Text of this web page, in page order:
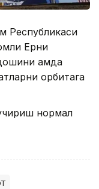
Республикаси
Ерни
ҳамда
орбитага
нормал